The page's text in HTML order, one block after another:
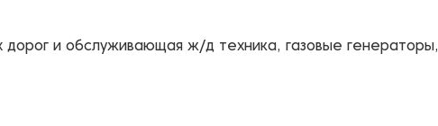
и обслуживающая ж/д техника, газовые генераторы,